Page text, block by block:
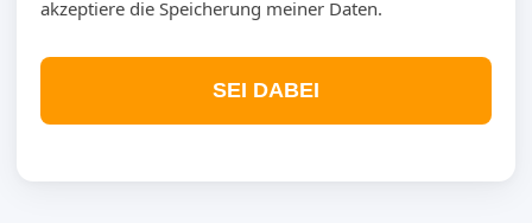
akzeptiere die Speicherung meiner Daten.
SEI DABEI